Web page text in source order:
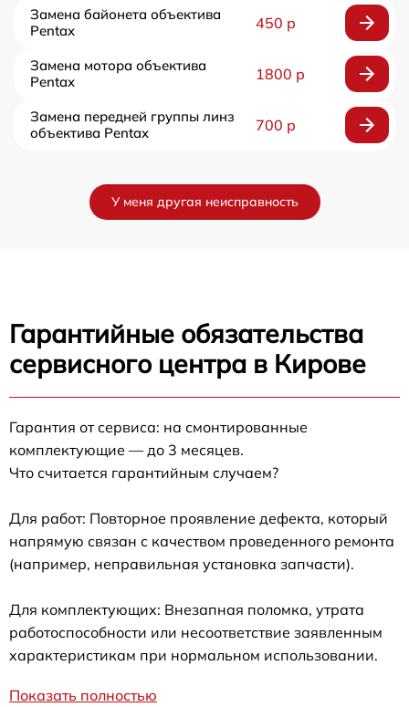
Замена байонета объектива
Pentax
450 р
Замена мотора объектива
Pentax
1800 р
Замена передней группы линз
объектива Pentax
700 р
У меня другая неисправность
Гарантийные обязательства
сервисного центра в Кирове
Гарантия от сервиса: на смонтированные
комплектующие — до 3 месяцев.
Что считается гарантийным случаем?
Для работ: Повторное проявление дефекта, который
напрямую связан с качеством проведенного ремонта
(например, неправильная установка запчасти).
Для комплектующих: Внезапная поломка, утрата
работоспособности или несоответствие заявленным
характеристикам при нормальном использовании.
Показать полностью